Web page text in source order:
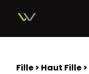
Fille> Haut Fille>